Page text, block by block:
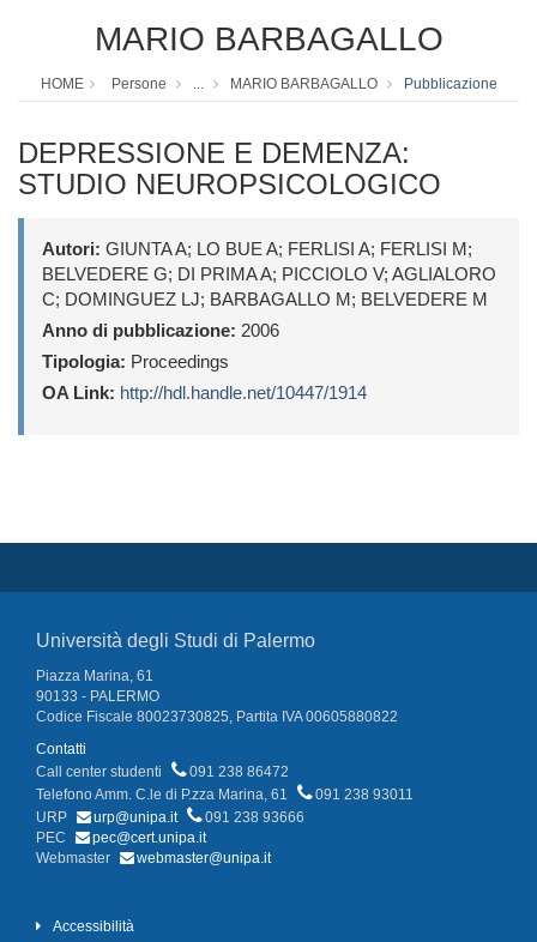
MARIO BARBAGALLO
HOME Persone ... MARIO BARBAGALLO Pubblicazione
DEPRESSIONE E DEMENZA:
STUDIO NEUROPSICOLOGICO
Autori: GIUNTA A; LO BUE A; FERLISI A; FERLISI M;
BELVEDERE G; DI PRIMA A; PICCIOLO V; AGLIALORO
C; DOMINGUEZ LJ; BARBAGALLO M; BELVEDERE M
Anno di pubblicazione: 2006
Tipologia: Proceedings
OA Link: http://hdl.handle.net/10447/1914
Università degli Studi di Palermo
Piazza Marina, 61
90133 - PALERMO
Codice Fiscale 80023730825, Partita IVA 00605880822
Contatti
Call center studenti
091 238 86472
Telefono Amm. C.le di P.zza Marina, 61
091 238 93011
URP
urp@unipa.it
091 238 93666
PEC
pec@cert.unipa.it
Webmaster
webmaster@unipa.it
Accessibilità